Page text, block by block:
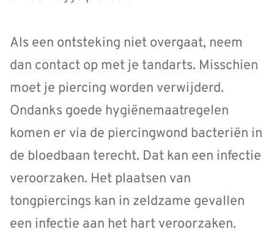
Als een ontsteking niet overgaat, neem
dan contact op met je tandarts. Misschien
moet je piercing worden verwijderd.
Ondanks goede hygiënemaatregelen
komen er via de piercingwond bacteriën in
de bloedbaan terecht. Dat kan een infectie
veroorzaken. Het plaatsen van
tongpiercings kan in zeldzame gevallen
een infectie aan het hart veroorzaken.